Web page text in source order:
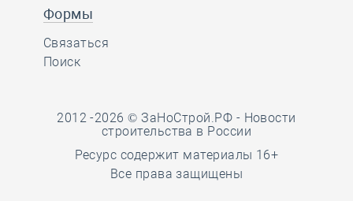
Формы
Связаться
Поиск
2012 -2026 © ЗаНоСтрой.РФ - Новости
строительства в России
Ресурс содержит материалы 16+
Все права защищены